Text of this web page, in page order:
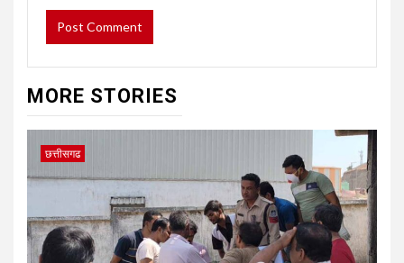
MORE STORIES
छत्तीसगढ